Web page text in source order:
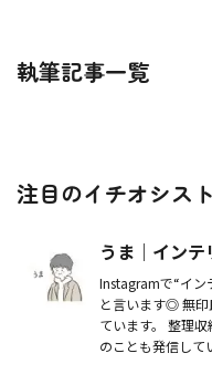
執筆記事一覧
注目のイチオシスト
うま｜イン
Instagramで“イン
と言います◎ 無印良品/3COINS/IKEA/100均などを主に投稿し
ています。 整理収納アドバイザー2級を取得しているので収納
のことも発信して